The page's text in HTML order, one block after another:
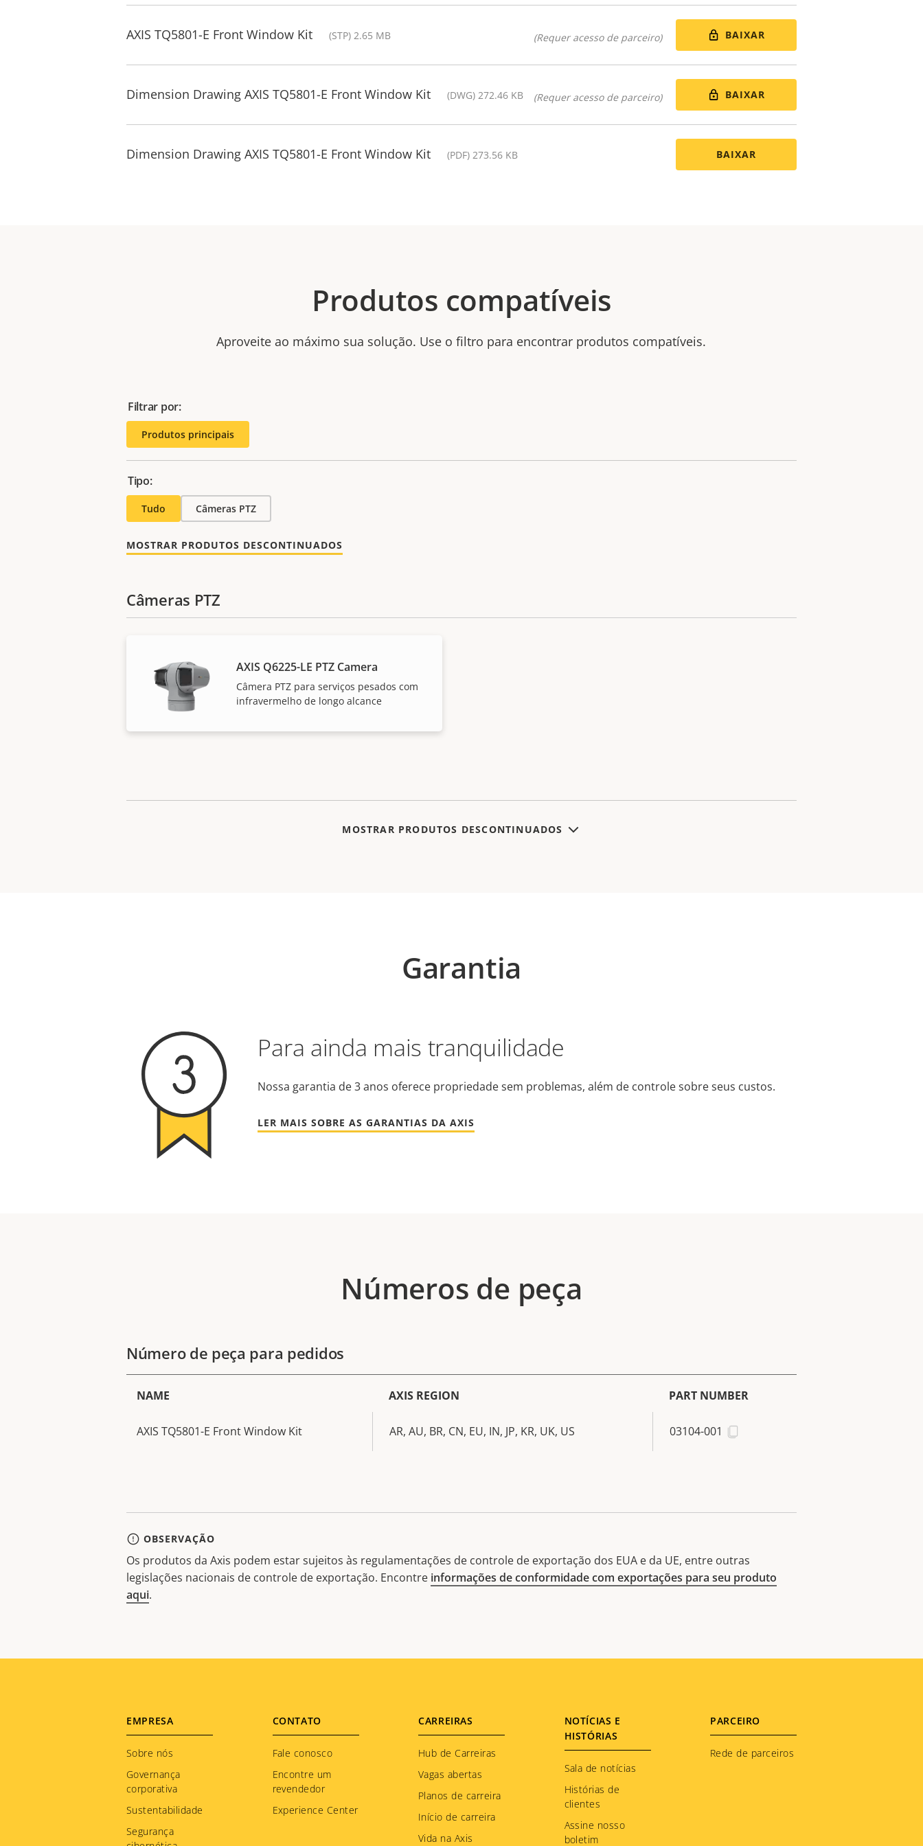
AXIS TQ5801-E Front Window Kit (STP) 2.65 MB (Requer acesso de parceiro) BAIXAR
Dimension Drawing AXIS TQ5801-E Front Window Kit (DWG) 272.46 KB (Requer acesso de parceiro) BAIXAR
Dimension Drawing AXIS TQ5801-E Front Window Kit (PDF) 273.56 KB BAIXAR
Produtos compatíveis
Aproveite ao máximo sua solução. Use o filtro para encontrar produtos compatíveis.
Filtrar por:
Produtos principais
Tipo:
Tudo Câmeras PTZ
MOSTRAR PRODUTOS DESCONTINUADOS
Câmeras PTZ
AXIS Q6225-LE PTZ Camera
Câmera PTZ para serviços pesados com
infravermelho de longo alcance
MOSTRAR PRODUTOS DESCONTINUADOS
Garantia
Para ainda mais tranquilidade
Nossa garantia de 3 anos oferece propriedade sem problemas, além de controle sobre seus custos.
LER MAIS SOBRE AS GARANTIAS DA AXIS
Números de peça
Número de peça para pedidos
NAME AXIS REGION PART NUMBER
AXIS TQ5801-E Front Window Kit AR, AU, BR, CN, EU, IN, JP, KR, UK, US 03104-001
OBSERVAÇÃO
Os produtos da Axis podem estar sujeitos às regulamentações de controle de exportação dos EUA e da UE, entre outras
legislações nacionais de controle de exportação. Encontre informações de conformidade com exportações para seu produto
aqui.
Footer
menu
EMPRESA
Sobre nós
Governança
corporativa
Sustentabilidade
Segurança
CONTATO
Fale conosco
Encontre um
revendedor
Experience Center
CARREIRAS
Hub de Carreiras
Vagas abertas
Planos de carreira
Início de carreira
Vida na Axis
NOTÍCIAS E
HISTÓRIAS
Sala de notícias
Histórias de
clientes
Assine nosso
boletim
PARCEIRO
Rede de parceiros